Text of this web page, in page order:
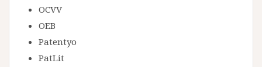
OCVV
OEB
Patentyo
PatLit